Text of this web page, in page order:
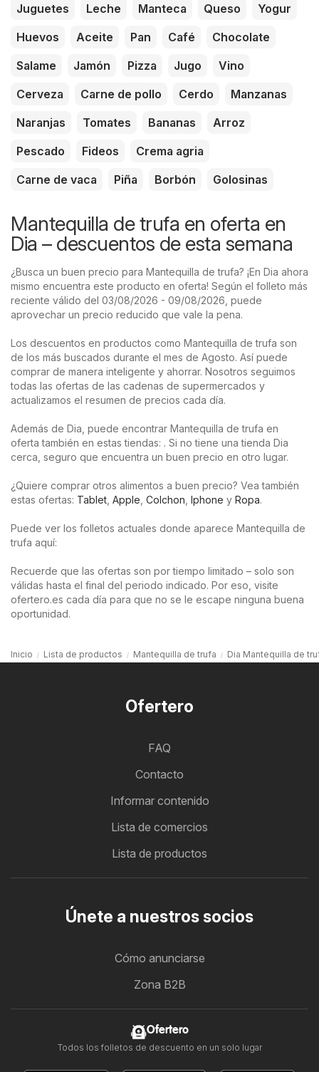
Juguetes Leche Manteca Queso
Yogur
Huevos
Aceite Pan Café
Chocolate
Salame
Jamón Pizza Jugo
Vino
Cerveza
Carne de pollo Cerdo
Manzanas
Naranjas
Tomates Bananas
Arroz
Pescado
Fideos
Crema agria
Carne de vaca
Piña Borbón Golosinas
Mantequilla de trufa en oferta en
Dia – descuentos de esta semana
¿Busca un buen precio para Mantequilla de trufa? ¡En Dia ahora
mismo encuentra este producto en oferta! Según el folleto más
reciente válido del 03/08/2026 - 09/08/2026, puede
aprovechar un precio reducido que vale la pena.
Los descuentos en productos como Mantequilla de trufa son
de los más buscados durante el mes de Agosto. Así puede
comprar de manera inteligente y ahorrar. Nosotros seguimos
todas las ofertas de las cadenas de supermercados y
actualizamos el resumen de precios cada día.
Además de Dia, puede encontrar Mantequilla de trufa en
oferta también en estas tiendas: . Si no tiene una tienda Dia
cerca, seguro que encuentra un buen precio en otro lugar.
¿Quiere comprar otros alimentos a buen precio? Vea también
estas ofertas: Tablet Apple Colchon Iphone y Ropa.
Puede ver los folletos actuales donde aparece Mantequilla de
trufa aquí:
Recuerde que las ofertas son por tiempo limitado – solo son
válidas hasta el final del periodo indicado. Por eso, visite
ofertero.es cada día para que no se le escape ninguna buena
oportunidad.
Inicio Lista de productos Mantequilla de trufa Dia Mantequilla de
Ofertero
FAQ
Contacto
Informar contenido
Lista de comercios
Lista de productos
Únete a nuestros socios
Cómo anunciarse
Zona B2B
Ofertero
Todos los folletos de descuento en un solo lugar